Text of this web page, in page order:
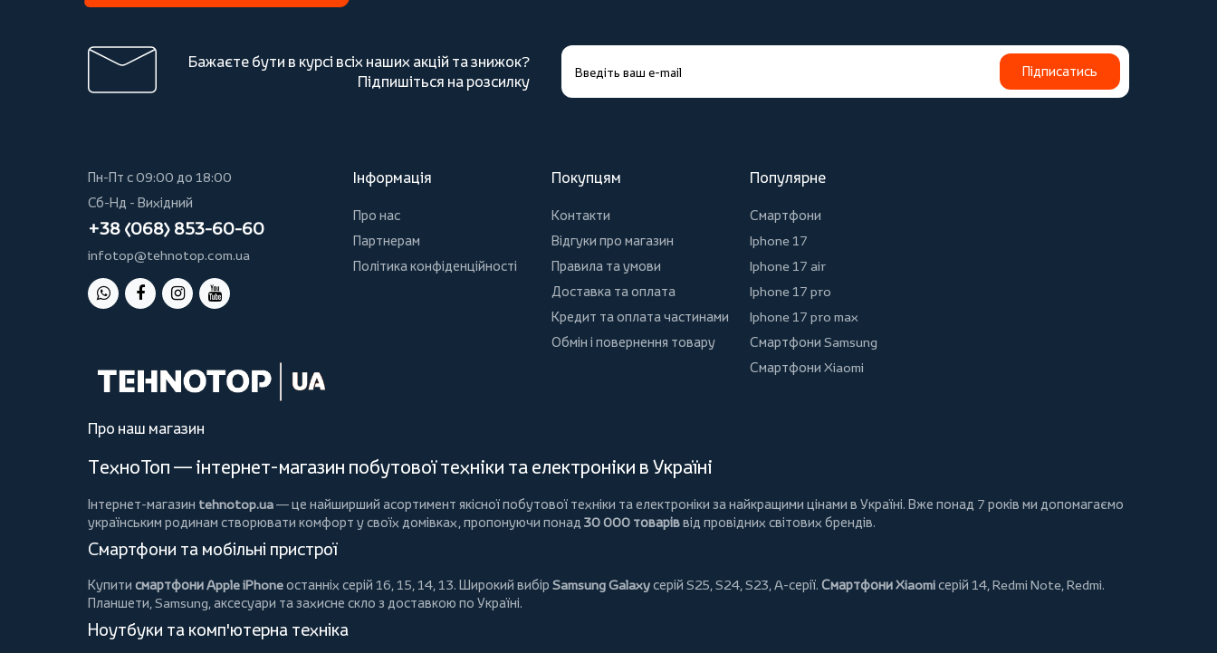
Бажаєте бути в курсі всіх наших акцій та знижок?
Підпишіться на розсилку
Підписатись
Пн-Пт с 09:00 до 18:00
Сб-Нд - Вихідний
+38 (068) 853-60-60
infotop@tehnotop.com.ua
Інформація
Про нас
Партнерам
Політика конфіденційності
Покупцям
Контакти
Відгуки про магазин
Правила та умови
Доставка та оплата
Кредит та оплата частинами
Обмін і повернення товару
Популярне
Смартфони
Iphone 17
Iphone 17 air
Iphone 17 pro
Iphone 17 pro max
Смартфони Samsung
Смартфони Xiaomi
Про наш магазин
ТехноТоп — інтернет-магазин побутової техніки та електроніки в Україні
Інтернет-магазин tehnotop.ua— це найширший асортимент якісної побутової техніки та електроніки за найкращими цінами в Україні. Вже понад 7 років ми допомагаємо
українським родинам створювати комфорт у своїх домівках, пропонуючи понад 30 000 товаріввід провідних світових брендів.
Смартфони та мобільні пристрої
Купити смартфони Apple iPhoneостанніх серій 16, 15, 14, 13. Широкий вибір Samsung Galaxyсерій S25, S24, S23, A-серії. Смартфони Xiaomiсерій 14, Redmi Note, Redmi.
Планшети, Samsung, аксесуари тазахисне скло з доставкою по Україні.
Ноутбуки та комп'ютерна техніка